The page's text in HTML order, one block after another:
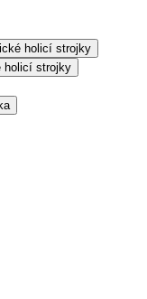
holicí strojky
holicí strojky